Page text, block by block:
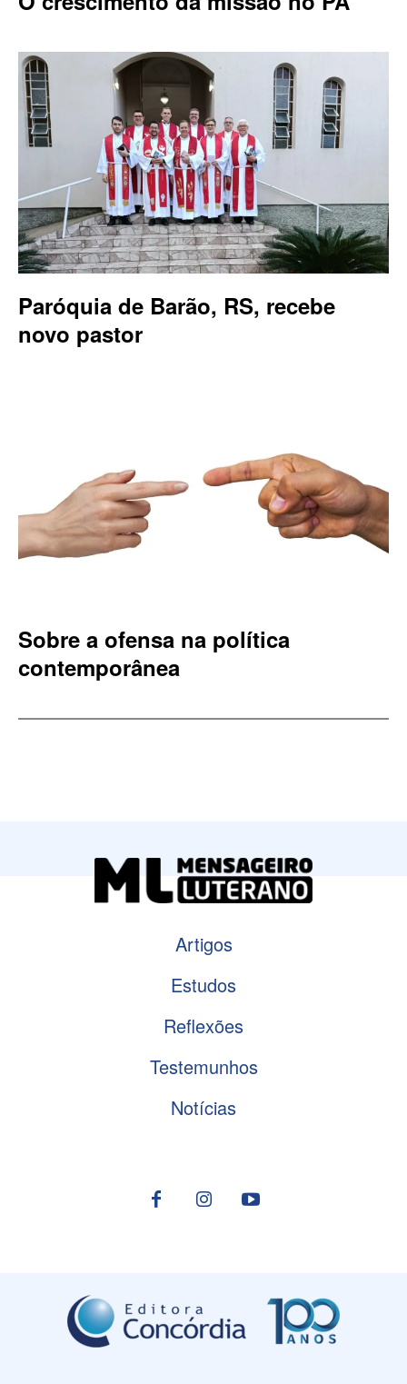
Paróquia de Barão, RS, recebe
novo pastor
Sobre a ofensa na política
contemporânea
Artigos
Estudos
Reflexões
Testemunhos
Notícias